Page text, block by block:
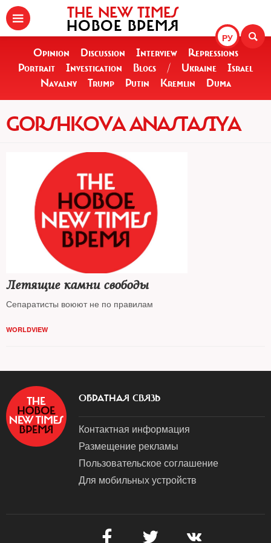
РУ
THE NEW TIMES
НОВОЕ ВРЕМЯ
Opinion Discussion Interview
Repressions
Portrait
Investigation Blogs / Ukraine
Israel
Navalny
Trump Putin Kremlin Duma
GORSHKOVA ANASTASIYA
Летящие камни свободы
Сепаратисты воюют не по правилам
WORLDVIEW
ОБРАТНАЯ СВЯЗЬ
Контактная информация
Размещение рекламы
Пользовательское соглашение
Для мобильных устройств